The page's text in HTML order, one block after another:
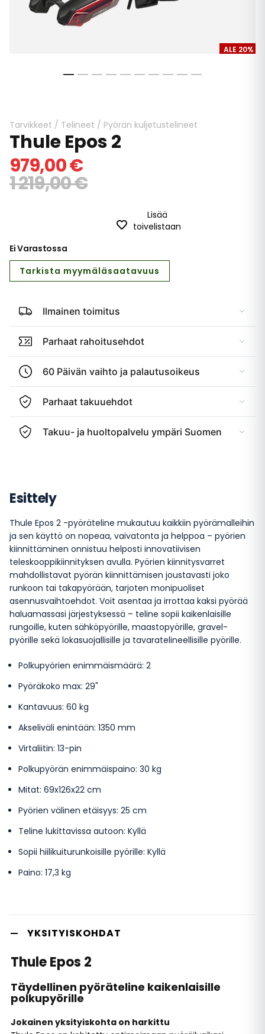
ALE 20%
beginning
of
the
images
gallery
Tarvikkeet / Telineet / Pyörän kuljetustelineet
Thule Epos 2
979,00 €
1 219,00 €
Lisää
toivelistaan
Ei Varastossa
Tarkista myymäläsaatavuus
Ilmainen toimitus
Parhaat rahoitusehdot
60 Päivän vaihto ja palautusoikeus
Parhaat takuuehdot
Takuu- ja huoltopalvelu ympäri Suomen
Esittely
Thule Epos 2 -pyöräteline mukautuu kaikkiin pyörämalleihin
ja sen käyttö on nopeaa, vaivatonta ja helppoa – pyörien
kiinnittäminen onnistuu helposti innovatiivisen
teleskooppikiinnityksen avulla. Pyörien kiinnitysvarret
mahdollistavat pyörän kiinnittämisen joustavasti joko
runkoon tai takapyörään, tarjoten monipuoliset
asennusvaihtoehdot. Voit asentaa ja irrottaa kaksi pyörää
haluamassasi järjestyksessä – teline sopii kaikenlaisille
rungoille, kuten sähköpyörille, maastopyörille, gravel-
pyörille sekä lokasuojallisille ja tavaratelineellisille pyörille.
Polkupyörien enimmäismäärä: 2
Pyöräkoko max: 29"
Kantavuus: 60 kg
Akseliväli enintään: 1350 mm
Virtaliitin: 13-pin
Polkupyörän enimmäispaino: 30 kg
Mitat: 69x126x22 cm
Pyörien välinen etäisyys: 25 cm
Teline lukittavissa autoon: Kyllä
Sopii hiilikuiturunkoisille pyörille: Kyllä
Paino: 17,3 kg
YKSITYISKOHDAT
Thule Epos 2
Täydellinen pyöräteline kaikenlaisille
polkupyörille
Jokainen yksityiskohta on harkittu